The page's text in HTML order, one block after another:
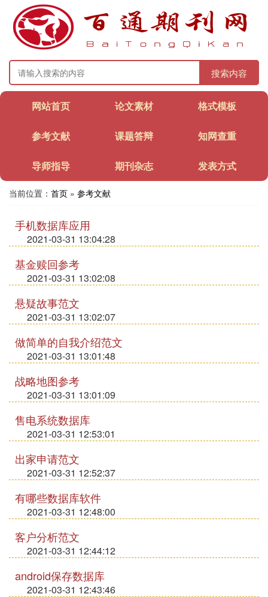
搜索内容
网站首页 论文素材 格式模板
参考文献 课题答辩 知网查重
导师指导 期刊杂志 发表方式
当前位置： 首页 » 参考文献
手机数据库应用
2021-03-31 13:04:28
基金赎回参考
2021-03-31 13:02:08
悬疑故事范文
2021-03-31 13:02:07
做简单的自我介绍范文
2021-03-31 13:01:48
战略地图参考
2021-03-31 13:01:09
售电系统数据库
2021-03-31 12:53:01
出家申请范文
2021-03-31 12:52:37
有哪些数据库软件
2021-03-31 12:48:00
客户分析范文
2021-03-31 12:44:12
android保存数据库
2021-03-31 12:43:46